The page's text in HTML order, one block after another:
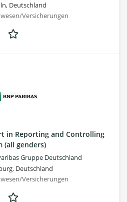
Deutschland
Versicherungen
in Reporting and Controlling
(all genders)
Gruppe Deutschland
Deutschland
Versicherungen